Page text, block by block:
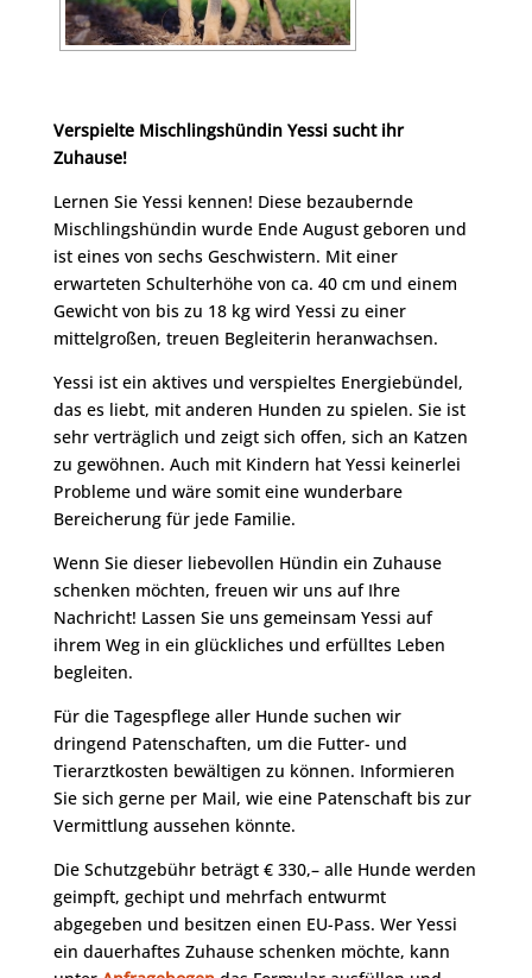
Verspielte Mischlingshündin Yessi sucht ihr
Zuhause!
Lernen Sie Yessi kennen! Diese bezaubernde
Mischlingshündin wurde Ende August geboren und
ist eines von sechs Geschwistern. Mit einer
erwarteten Schulterhöhe von ca. 40 cm und einem
Gewicht von bis zu 18 kg wird Yessi zu einer
mittelgroßen, treuen Begleiterin heranwachsen.
Yessi ist ein aktives und verspieltes Energiebündel,
das es liebt, mit anderen Hunden zu spielen. Sie ist
sehr verträglich und zeigt sich offen, sich an Katzen
zu gewöhnen. Auch mit Kindern hat Yessi keinerlei
Probleme und wäre somit eine wunderbare
Bereicherung für jede Familie.
Wenn Sie dieser liebevollen Hündin ein Zuhause
schenken möchten, freuen wir uns auf Ihre
Nachricht! Lassen Sie uns gemeinsam Yessi auf
ihrem Weg in ein glückliches und erfülltes Leben
begleiten.
Für die Tagespflege aller Hunde suchen wir
dringend Patenschaften, um die Futter- und
Tierarztkosten bewältigen zu können. Informieren
Sie sich gerne per Mail, wie eine Patenschaft bis zur
Vermittlung aussehen könnte.
Die Schutzgebühr beträgt € 330,– alle Hunde werden
geimpft, gechipt und mehrfach entwurmt
abgegeben und besitzen einen EU-Pass. Wer Yessi
ein dauerhaftes Zuhause schenken möchte, kann